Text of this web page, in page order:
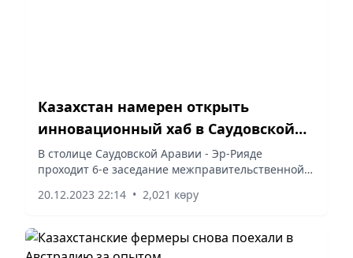
Казахстан намерен открыть
инновационный хаб в Саудовской
Аравии
В столице Саудовской Аравии - Эр-Рияде
проходит 6-е заседание межправительственной
рамках мероприятия состоялось официальное
20.12.2023 22:14 • 2,021 көру